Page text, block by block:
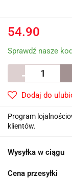
54.90
Sprawdź nasze
Dodaj do
Program
klientów.
Wysyłka w ciągu
Cena przesyłki